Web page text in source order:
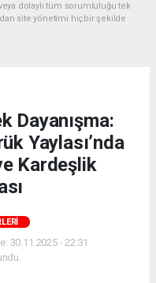
dolaylı tüm sorumluluğu tek
site yönetimi hiçbir şekilde
Dayanışma:
Yaylası’nda
Kardeşlik
30.11.2025 - 22:31